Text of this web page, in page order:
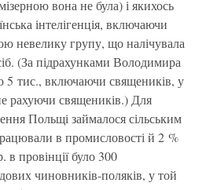
вона не була) і якихось
інтелігенція, включаючи
невелику групу, що налічувала
(За підрахунками Володимира
тис., включаючи священиків, у
рахуючи священиків.) Для
Польщі займалося сільським
в промисловості й 2 %
провінції було 300
чиновників-поляків, у той